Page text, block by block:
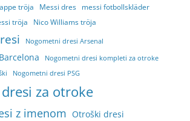
tröja Messi dres messi fotbollskläder
tröja Nico Williams tröja
Nogometni dresi Arsenal
Nogometni dresi kompleti za otroke
Nogometni dresi PSG
za otroke
z imenom Otroški dresi